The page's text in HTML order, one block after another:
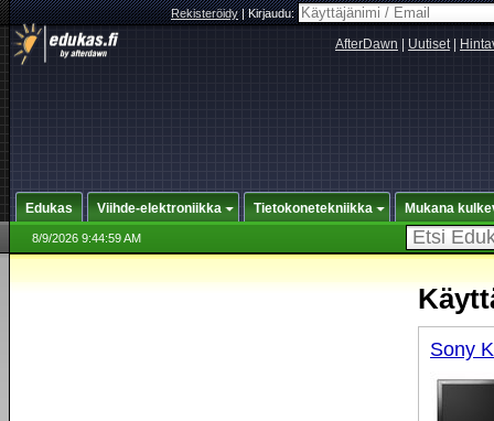
Rekisteröidy|Kirjaudu:
AfterDawn Uutiset|
Edukas Viihde-elektroniikka Tietokonetekniikka Mukana
8/9/2026 9:44:59 AM
Sony